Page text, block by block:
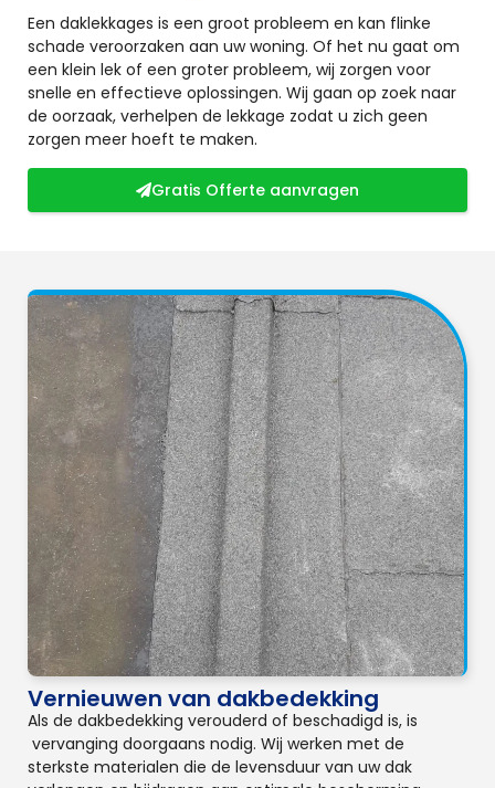
Een daklekkages is een groot probleem en kan flinke
schade veroorzaken aan uw woning. Of het nu gaat om
een klein lek of een groter probleem, wij zorgen voor
snelle en effectieve oplossingen. Wij gaan op zoek naar
de oorzaak, verhelpen de lekkage zodat u zich geen
zorgen meer hoeft te maken.
Gratis Offerte aanvragen
Vernieuwen van dakbedekking
Als de dakbedekking verouderd of beschadigd is, is
vervanging doorgaans nodig. Wij werken met de
sterkste materialen die de levensduur van uw dak